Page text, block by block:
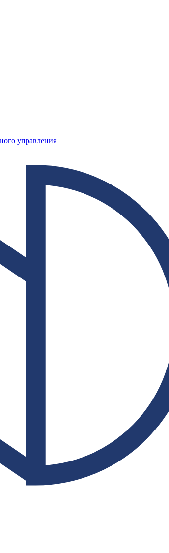
управления